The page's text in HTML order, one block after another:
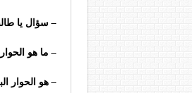
– سؤال يا
– ما هو الحوار
– هو الحوار